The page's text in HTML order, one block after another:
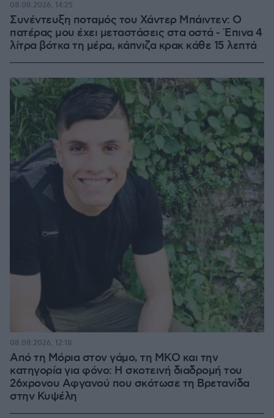
Συνέντευξη ποταμός του Χάντερ Μπάιντεν: Ο
πατέρας μου έχει μεταστάσεις στα οστά - Έπινα 4
λίτρα βότκα τη μέρα, κάπνιζα κρακ κάθε 15 λεπτά
08.08.2026, 14:25
Από τη Μόρια στον γάμο, τη ΜΚΟ και την
κατηγορία για φόνο: Η σκοτεινή διαδρομή του
26χρονου Αφγανού που σκότωσε τη Βρετανίδα
στην Κυψέλη
08.08.2026, 12:18